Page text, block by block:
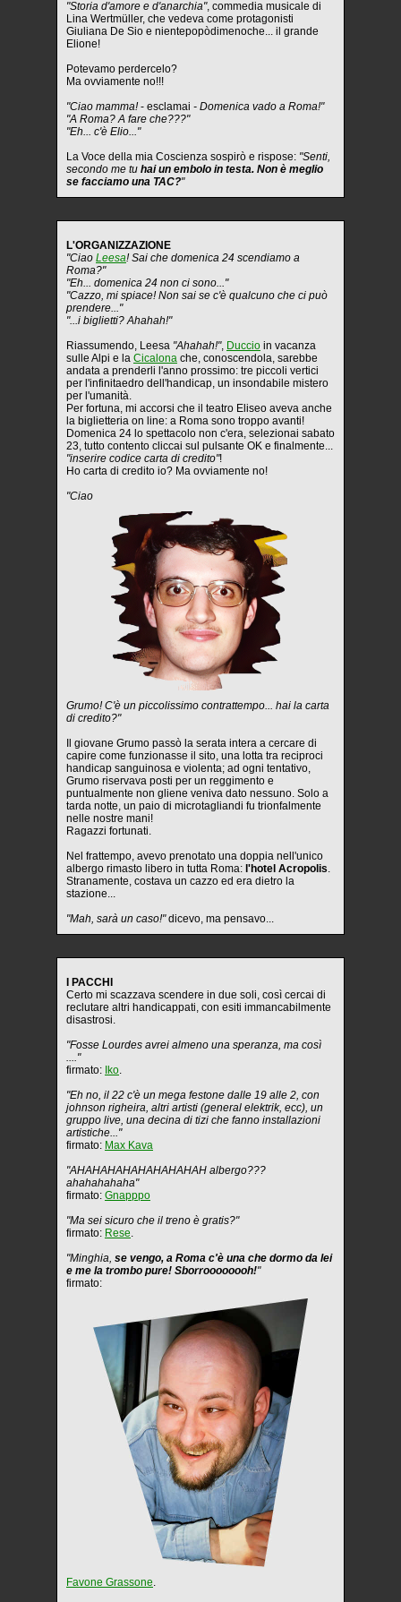
"Storia d'amore e d'anarchia", commedia musicale di
Lina Wertmüller, che vedeva come protagonisti
Giuliana De Sio e nientepopòdimenoche... il grande
Elione!
Potevamo perdercelo?
Ma ovviamente no!!!
"Ciao mamma!- esclamai - Domenica vado a Roma!"
"A Roma? A fare che???"
"Eh... c'è Elio..."
La Voce della mia Coscienza sospirò e rispose: "Senti,
secondo me tu hai un embolo in testa. Non è meglio
se facciamo una TAC?"
L'ORGANIZZAZIONE
"Ciao Leesa! Sai che domenica 24 scendiamo a
Roma?"
"Eh... domenica 24 non ci sono..."
"Cazzo, mi spiace! Non sai se c'è qualcuno che ci può
prendere..."
"...i biglietti? Ahahah!"
Riassumendo, Leesa "Ahahah!", Duccio in vacanza
sulle Alpi e la Cicalona che, conoscendola, sarebbe
andata a prenderli l'anno prossimo: tre piccoli vertici
per l'infinitaedro dell'handicap, un insondabile mistero
per l'umanità.
Per fortuna, mi accorsi che il teatro Eliseo aveva anche
la biglietteria on line: a Roma sono troppo avanti!
Domenica 24 lo spettacolo non c'era, selezionai sabato
23, tutto contento cliccai sul pulsante OK e finalmente...
"inserire codice carta di credito"!
Ho carta di credito io? Ma ovviamente no!
"Ciao
Grumo! C'è un piccolissimo contrattempo... hai la carta
di credito?"
Il giovane Grumo passò la serata intera a cercare di
capire come funzionasse il sito, una lotta tra reciproci
handicap sanguinosa e violenta; ad ogni tentativo,
Grumo riservava posti per un reggimento e
puntualmente non gliene veniva dato nessuno. Solo a
tarda notte, un paio di microtagliandi fu trionfalmente
nelle nostre mani!
Ragazzi fortunati.
Nel frattempo, avevo prenotato una doppia nell'unico
albergo rimasto libero in tutta Roma: l'hotel Acropolis.
Stranamente, costava un cazzo ed era dietro la
stazione...
"Mah, sarà un caso!"dicevo, ma pensavo...
I PACCHI
Certo mi scazzava scendere in due soli, così cercai di
reclutare altri handicappati, con esiti immancabilmente
disastrosi.
"Fosse Lourdes avrei almeno una speranza, ma così
...."
firmato: Iko.
"Eh no, il 22 c'è un mega festone dalle 19 alle 2, con
johnson righeira, altri artisti (general elektrik, ecc), un
gruppo live, una decina di tizi che fanno installazioni
artistiche..."
firmato: Max Kava
"AHAHAHAHAHAHAHAHAH albergo???
ahahahahaha"
firmato: Gnapppo
"Ma sei sicuro che il treno è gratis?"
firmato: Rese.
"Minghia, se vengo, a Roma c'è una che dormo da lei
e me la trombo pure! Sborroooooooh!"
firmato:
Favone Grassone.